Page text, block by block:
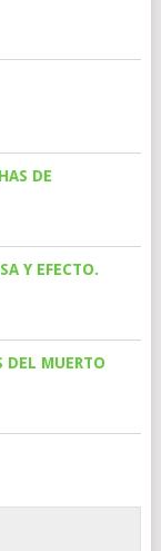
DE
Y EFECTO.
DEL MUERTO